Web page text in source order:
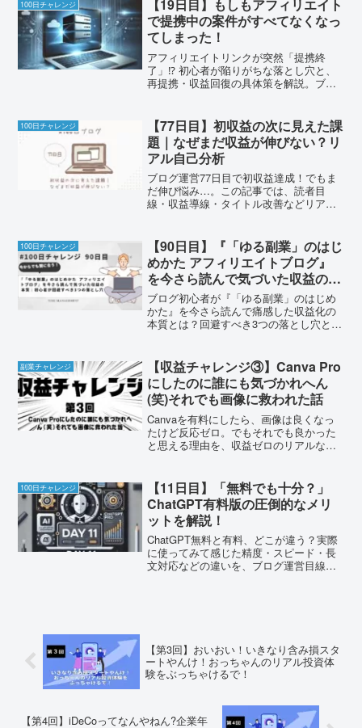
100日チャレンジ
【19日目】もしもアフィリエイト
で提携中の案件がすべてなくなっ
てしまった！
アフィリエイトリンクが突然「提携終
了」⁉ 初心者が陥りがちな落とし穴と、
再提携・収益回復の具体策を解説。ブロ
100日チャレンジ
【77日目】初収益の次に見えた課
題｜なぜまだ収益が伸びない？リ
アル自己分析
ブログ運営77日目で初収益達成！でもま
だ伸び悩み…。この記事では、読者目
線・収益導線・タイトル改善などリアル
100日チャレンジ
【90日目】『「ゆる副業」のはじ
めかた アフィリエイトブログ』
を今さら読んで気づいた収益の本
質｜初心者が回避すべき3つの落
とし穴
ブログ初心者が『「ゆる副業」のはじめ
かた』を今さら読んで痛感した収益化の
本質とは？回避すべき3つの落とし穴と、
副業チャレンジ
【収益チャレンジ③】Canva Pro
にしたのに誰にも気づかれへん
(笑)それでも画像に救われた話
Canvaを有料にしたら、画像は良くなっ
たけど反応ゼロ。でもそれでも良かった
と思える理由を、収益ゼロのリアルな体
100日チャレンジ
【11日目】「無料でも十分？」
ChatGPT有料版の圧倒的なメリ
ットを解説！
ChatGPT無料と有料、どこが違う？実際
に使ってみて感じた精度・スピード・長
文対応などの違いを、ブログ運営目線で
【第3回】おいおい！いきなり含み損スタ
ートやんけ！おっちゃんのリアル投資体
験をぶっちゃけるで！
【第4回】iDeCoってなんやねん?企業年